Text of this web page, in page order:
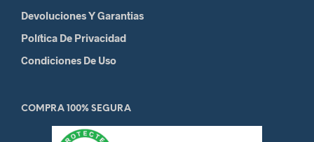
Devoluciones Y Garantias
Política De Privacidad
Condiciones De Uso
COMPRA 100% SEGURA